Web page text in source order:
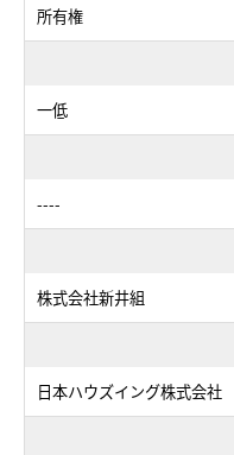
所有権
一低
----
株式会社新井組
日本ハウズイング株式会社